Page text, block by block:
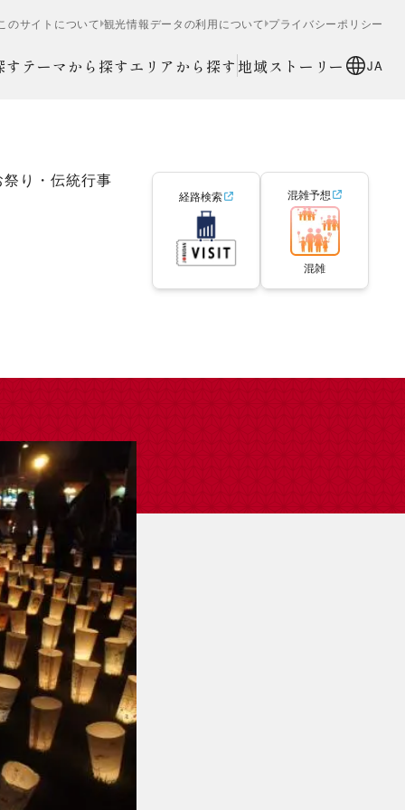
のサイトについて 観光情報データの利用について プライバシーポリシー
す テーマから探すエリアから探す 地域ストーリー JA
祭り・伝統行事
経路検索 混雑予想
混雑